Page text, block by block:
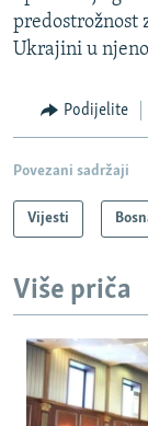
predostrožnost
Ukrajini u
Podijelite
Povezani sadržaji
Vijesti
Više priča